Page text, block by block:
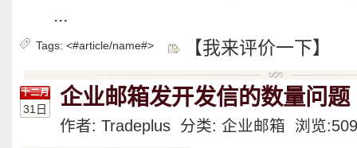
...
Tags: <#article/name#> 【我来评价一下】
十二月
31日 企业邮箱发开发信的数量问题
作者: Tradeplus 分类: 企业邮箱 浏览:509